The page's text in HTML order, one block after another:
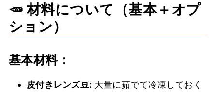
🥕 材料について（基本＋オプ
ション）
基本材料：
皮付きレンズ豆: 大量に茹でて冷凍しておく